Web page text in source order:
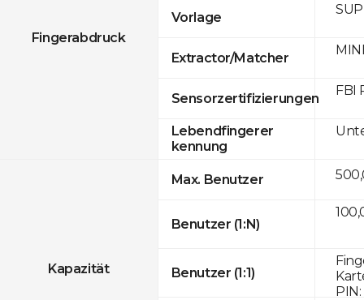
Fingerabdruck
Vorlage
Extractor/Matcher
Sensorzertifizierungen
Lebendfingerer
kennung
Kapazität
Max. Benutzer
Benutzer (1:N)
Benutzer (1:1)
FBI